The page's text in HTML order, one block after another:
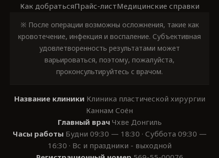
Как добратьсяПрайс-листМедицинские справки
※ После операции возможны осложнения, такие как
кровотечение, инфекция и воспаление. Субъективная
удовлетворенность результатами может
варьироваться, поэтому, пожалуйста,
проконсультируйтесь с врачом.
Название клиники Клиника пластической хирургии
Каннам Соён
Главный врачЧхве Донгиль
Часы работыБудни 09:30 — 18:30 · Суббота 09:30 —
16:30 · Вс и праздники - выходной